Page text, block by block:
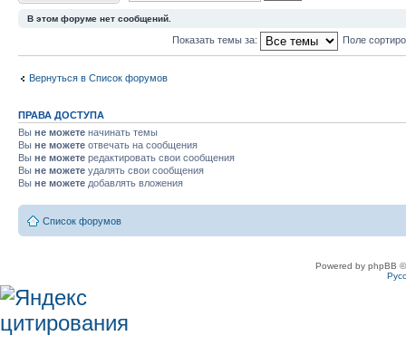
В этом форуме нет сообщений.
Показать темы за: Поле
Вернуться в Список форумов
ПРАВА ДОСТУПА
Вы не можете начинать темы
Вы не можете отвечать на сообщения
Вы не можете редактировать свои сообщения
Вы не можете удалять свои сообщения
Вы не можете добавлять вложения
Список форумов
Powered by phpBB